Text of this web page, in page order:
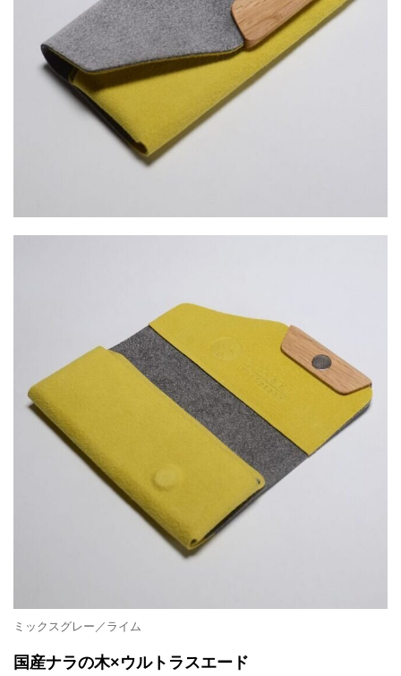
ミックスグレー／ライム
国産ナラの木×ウルトラスエード